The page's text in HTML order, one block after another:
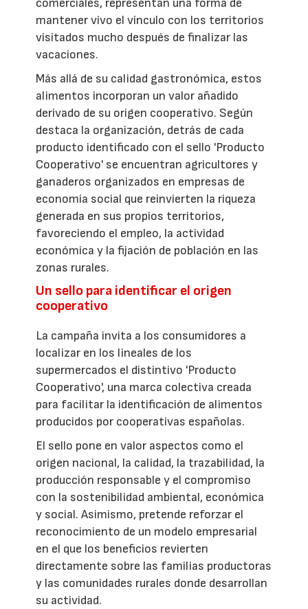
comerciales, representan una forma de
mantener vivo el vínculo con los territorios
visitados mucho después de finalizar las
vacaciones.
Más allá de su calidad gastronómica, estos
alimentos incorporan un valor añadido
derivado de su origen cooperativo. Según
destaca la organización, detrás de cada
producto identificado con el sello 'Producto
Cooperativo' se encuentran agricultores y
ganaderos organizados en empresas de
economía social que reinvierten la riqueza
generada en sus propios territorios,
favoreciendo el empleo, la actividad
económica y la fijación de población en las
zonas rurales.
Un sello para identificar el origen
cooperativo
La campaña invita a los consumidores a
localizar en los lineales de los
supermercados el distintivo 'Producto
Cooperativo', una marca colectiva creada
para facilitar la identificación de alimentos
producidos por cooperativas españolas.
El sello pone en valor aspectos como el
origen nacional, la calidad, la trazabilidad, la
producción responsable y el compromiso
con la sostenibilidad ambiental, económica
y social. Asimismo, pretende reforzar el
reconocimiento de un modelo empresarial
en el que los beneficios revierten
directamente sobre las familias productoras
y las comunidades rurales donde desarrollan
su actividad.